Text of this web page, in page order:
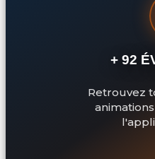
+ 92
Retrouvez